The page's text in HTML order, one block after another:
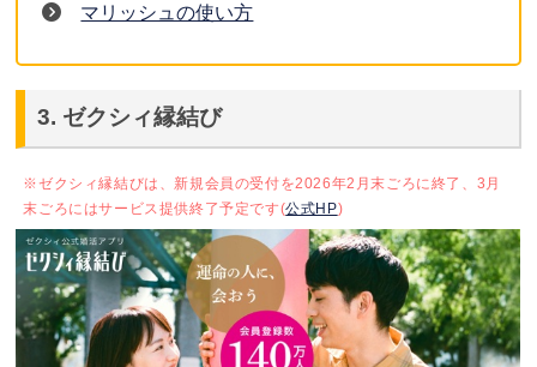
マリッシュの使い方
3. ゼクシィ縁結び
※ゼクシィ縁結びは、新規会員の受付を2026年2月末ごろに終了、3月
末ごろにはサービス提供終了予定です(公式HP)